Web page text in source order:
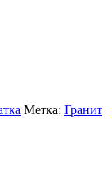
Метка: Гранит